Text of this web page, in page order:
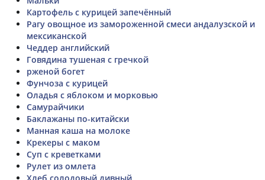
Картофель с курицей запечённый
Рагу овощное из замороженной смеси андалузской и
мексиканской
Чеддер английский
Говядина тушеная с гречкой
рженой богет
Фунчоза с курицей
Оладья с яблоком и морковью
Самурайчики
Баклажаны по-китайски
Манная каша на молоке
Крекеры с маком
Суп с креветками
Рулет из омлета